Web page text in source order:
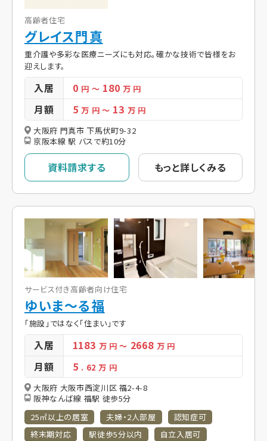
高齢者住宅
グレイス門真
重介護や多彩な医療ニーズにも対応。確かな技術で皆様をお
迎えします。
入居 0 円 ～ 180万 円
月額 5万 円 ～ 13 万 円
大阪府 門真市 下馬伏町9-32
京阪本線 駅 バスで約10分
資料請求する もっと詳しくみる
サービス付き高齢者向け住宅
ゆいま～る福
「施設」ではなく「住まい」です
入居 1183 万 円～ 2668 万 円
月額 5 . 62万 円
大阪府 大阪市西淀川区 福2-4-8
阪神なんば線 福駅 徒歩5分
25㎡以上の居室
夫婦・2人部屋
認知症可
終末期対応
駅徒歩5分以内
自立入居可